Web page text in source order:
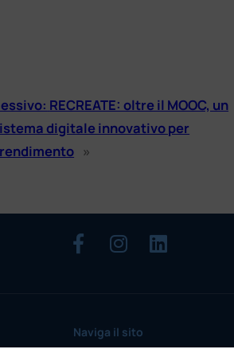
RECREATE: oltre il MOOC, un
digitale innovativo per
»
Naviga il sito